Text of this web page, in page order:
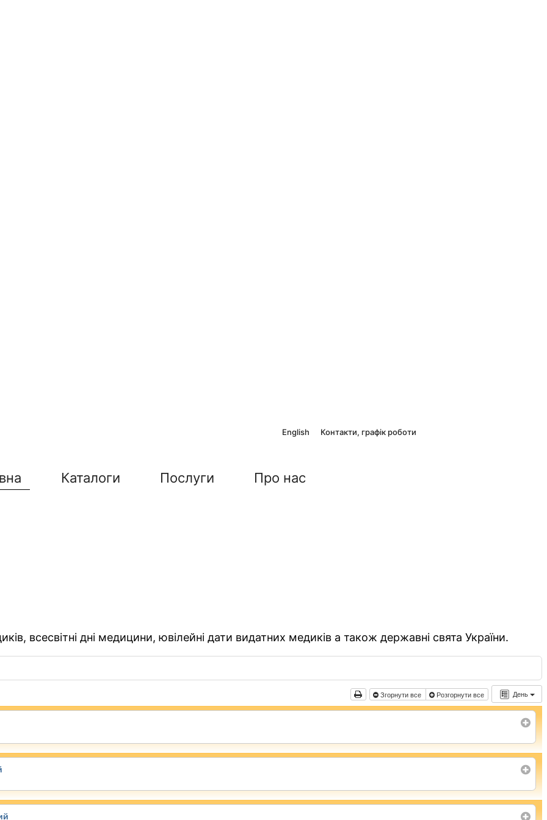
English Контакти, графік роботи
Каталоги Послуги Про нас
всесвітні дні медицини, ювілейні дати видатних медиків а також державні свята України.
День
Згорнути все Розгорнути все